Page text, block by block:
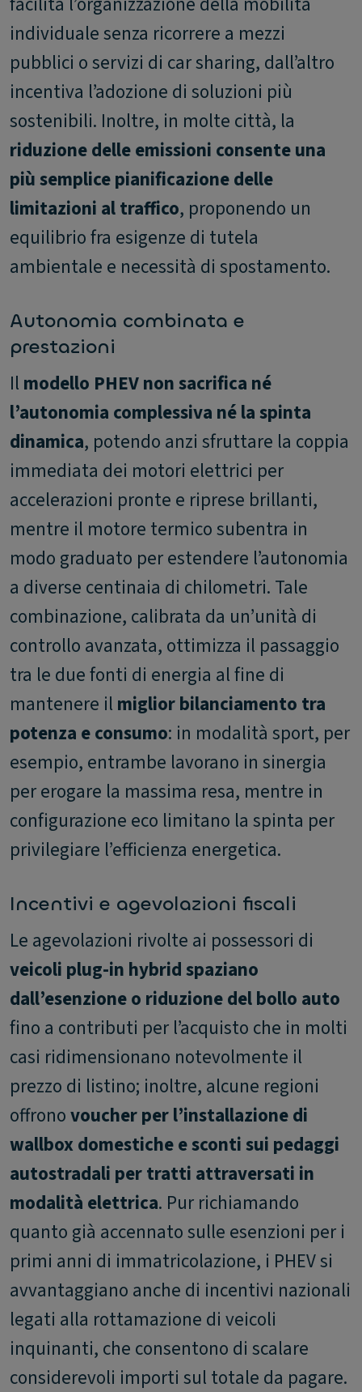
individuale senza ricorrere a mezzi
pubblici o servizi di car sharing, dall’altro
incentiva l’adozione di soluzioni più
sostenibili. Inoltre, in molte città, la
riduzione delle emissioni consente una
più semplice pianificazione delle
limitazioni al traffico, proponendo un
equilibrio fra esigenze di tutela
ambientale e necessità di spostamento.
Autonomia combinata e
prestazioni
Il modello PHEV non sacrifica né
l’autonomia complessiva né la spinta
dinamica, potendo anzi sfruttare la coppia
immediata dei motori elettrici per
accelerazioni pronte e riprese brillanti,
mentre il motore termico subentra in
modo graduato per estendere l’autonomia
a diverse centinaia di chilometri. Tale
combinazione, calibrata da un’unità di
controllo avanzata, ottimizza il passaggio
tra le due fonti di energia al fine di
mantenere il miglior bilanciamento tra
potenza e consumo: in modalità sport, per
esempio, entrambe lavorano in sinergia
per erogare la massima resa, mentre in
configurazione eco limitano la spinta per
privilegiare l’efficienza energetica.
Incentivi e agevolazioni fiscali
Le agevolazioni rivolte ai possessori di
veicoli plug-in hybrid spaziano
dall’esenzione o riduzione del bollo auto
fino a contributi per l’acquisto che in molti
casi ridimensionano notevolmente il
prezzo di listino; inoltre, alcune regioni
offronovoucher per l’installazione di
wallbox domestiche e sconti sui pedaggi
autostradali per tratti attraversati in
modalità elettrica. Pur richiamando
quanto già accennato sulle esenzioni per i
primi anni di immatricolazione, i PHEV si
avvantaggiano anche di incentivi nazionali
legati alla rottamazione di veicoli
inquinanti, che consentono di scalare
considerevoli importi sul totale da pagare.